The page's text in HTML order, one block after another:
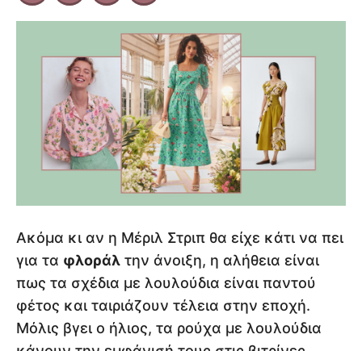
Ακόμα κι αν η Μέριλ Στριπ θα είχε κάτι να πει
για τα φλοράλ την άνοιξη, η αλήθεια είναι
πως τα σχέδια με λουλούδια είναι παντού
φέτος και ταιριάζουν τέλεια στην εποχή.
Μόλις βγει ο ήλιος, τα ρούχα με λουλούδια